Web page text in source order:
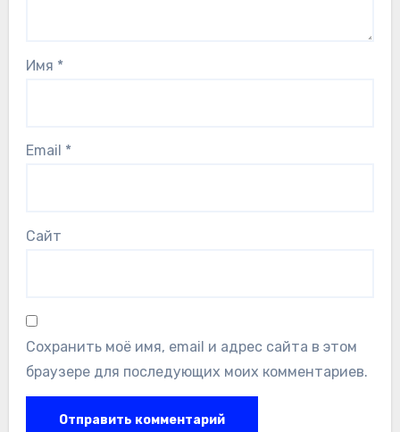
Имя *
Email *
Сайт
Сохранить моё имя, email и адрес сайта в этом
браузере для последующих моих комментариев.